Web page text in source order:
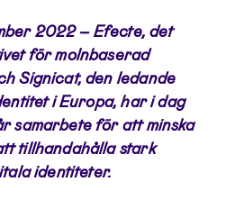
2022 – Efecte, det
för molnbaserad
Signicat, den ledande
i Europa, har i dag
samarbete för att minska
tillhandahålla stark
identiteter.